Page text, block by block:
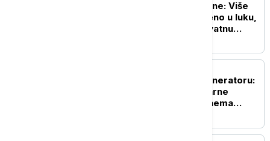
Tajfun Delfin stiže do Kine: Više
od 500 brodova sklonjeno u luku,
vetrovi dostižu neverovatnu
Alarm zbog kvara na generatoru:
Isključen reaktor nuklearne
elektrane Oi u Japanu, nema